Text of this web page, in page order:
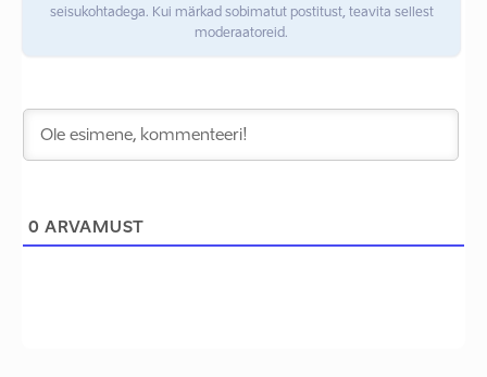
seisukohtadega. Kui märkad sobimatut postitust, teavita sellest
moderaatoreid.
0 ARVAMUST